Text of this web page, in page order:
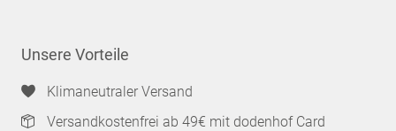
Unsere Vorteile
Klimaneutraler Versand
Versandkostenfrei ab 49€ mit dodenhof Card